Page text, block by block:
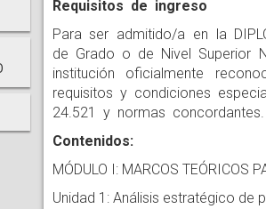
Requisitos de ingreso
Para ser admitido/a en la
de Grado o de Nivel Superior
institución oficialmente
requisitos y condiciones
24.521 y normas concordantes.
Contenidos:
MÓDULO I: MARCOS TEÓRICOS
Unidad 1: Análisis estratégico